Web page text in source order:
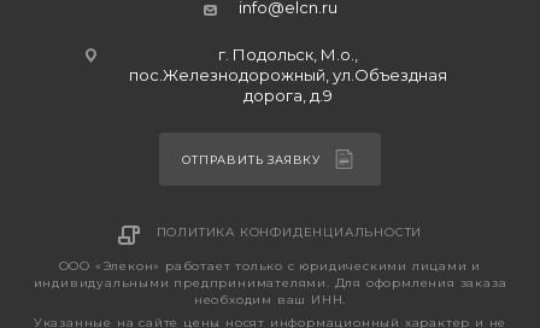
info@elcn.ru
г. Подольск, М.о.,
пос.Железнодорожный, ул.Объездная
дорога, д.9
ОТПРАВИТЬ ЗАЯВКУ
ПОЛИТИКА КОНФИДЕНЦИАЛЬНОСТИ
ООО «Элекон» работает только с юридическими лицами и
индивидуальными предпринимателями. Для оформления заказа
необходим ваш ИНН.
Указанные на сайте цены носят информационный характер и не